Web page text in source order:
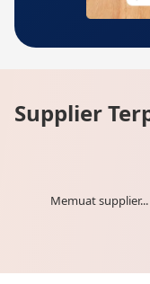
Supplier
Memuat supplier...